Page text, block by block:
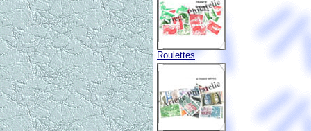
Roulettes